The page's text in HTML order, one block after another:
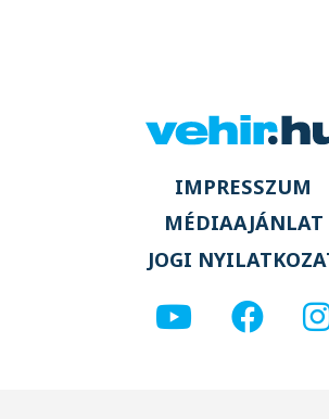
IMPRESSZUM
MÉDIAAJÁNLAT
JOGI